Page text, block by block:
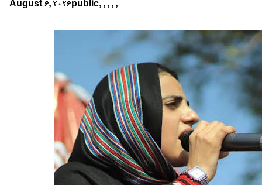
August 6, 2026 public, , , , ,